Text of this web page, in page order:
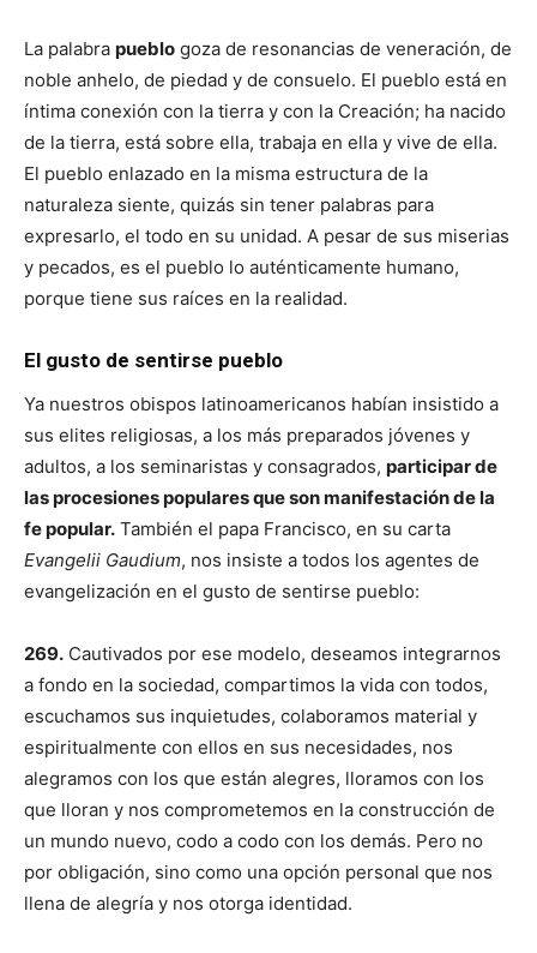
La palabra pueblo goza de resonancias de veneración, de
noble anhelo, de piedad y de consuelo. El pueblo está en
íntima conexión con la tierra y con la Creación; ha nacido
de la tierra, está sobre ella, trabaja en ella y vive de ella.
El pueblo enlazado en la misma estructura de la
naturaleza siente, quizás sin tener palabras para
expresarlo, el todo en su unidad. A pesar de sus miserias
y pecados, es el pueblo lo auténticamente humano,
porque tiene sus raíces en la realidad.
El gusto de sentirse pueblo
Ya nuestros obispos latinoamericanos habían insistido a
sus elites religiosas, a los más preparados jóvenes y
adultos, a los seminaristas y consagrados, participar de
las procesiones populares que son manifestación de la
fe popular. También el papa Francisco, en su carta
Evangelii Gaudium, nos insiste a todos los agentes de
evangelización en el gusto de sentirse pueblo:
269. Cautivados por ese modelo, deseamos integrarnos
a fondo en la sociedad, compartimos la vida con todos,
escuchamos sus inquietudes, colaboramos material y
espiritualmente con ellos en sus necesidades, nos
alegramos con los que están alegres, lloramos con los
que lloran y nos comprometemos en la construcción de
un mundo nuevo, codo a codo con los demás. Pero no
por obligación, sino como una opción personal que nos
llena de alegría y nos otorga identidad.